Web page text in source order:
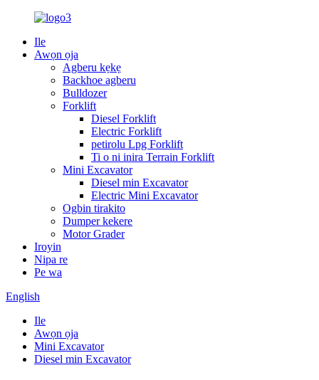
Ile
Awọn ọja
Agberu kẹkẹ
Backhoe agberu
Bulldozer
Forklift
Diesel Forklift
Electric Forklift
petirolu Lpg Forklift
Ti o ni inira Terrain Forklift
Mini Excavator
Diesel min Excavator
Electric Mini Excavator
Ogbin tirakito
Dumper kekere
Motor Grader
Iroyin
Nipa re
Pe wa
English
Ile
Awọn ọja
Mini Excavator
Diesel min Excavator